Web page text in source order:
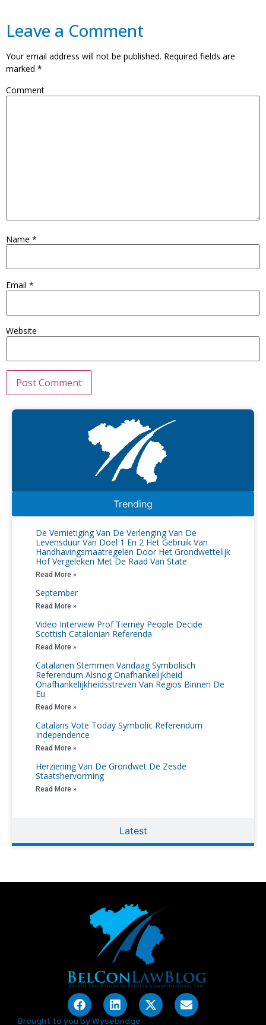
Leave a Comment
Your email address will not be published. Required fields are
marked *
Comment
Name *
Email *
Website
Trending
Latest
De Vernietiging Van De Verlenging Van De
Levensduur Van Doel 1 En 2 Het Gebruik Van
Handhavingsmaatregelen Door Het Grondwettelijk
Hof Vergeleken Met De Raad Van State
Read More »
September
Read More »
Video Interview Prof Tierney People Decide
Scottish Catalonian Referenda
Read More »
Catalanen Stemmen Vandaag Symbolisch
Referendum Alsnog Onafhankelijkheid
Onafhankelijkheidsstreven Van Regios Binnen De
Eu
Read More »
Catalans Vote Today Symbolic Referendum
Independence
Read More »
Herziening Van De Grondwet De Zesde
Staatshervorming
Read More »
Brought to you by Wysebridge